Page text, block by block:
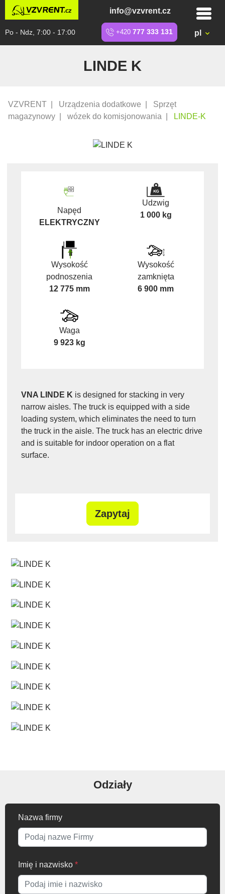
info@vzvrent.cz
Po - Ndz, 7:00 - 17:00 +420 777 333 131 pl
LINDE K
VZVRENT Urządzenia dodatkowe
Sprzęt
magazynowy
wózek do komisjonowania LINDE-K
Napęd
ELEKTRYCZNY
Udzwig
1 000 kg
Wysokość
podnoszenia
12 775 mm
Wysokość
zamknięta
6 900 mm
Waga
9 923 kg
VNA LINDE K is designed for stacking in very
narrow aisles. The truck is equipped with a side
loading system, which eliminates the need to turn
the truck in the aisle. The truck has an electric drive
and is suitable for indoor operation on a flat
surface.
Zapytaj
Odziały
Nazwa firmy
Imię i nazwisko *